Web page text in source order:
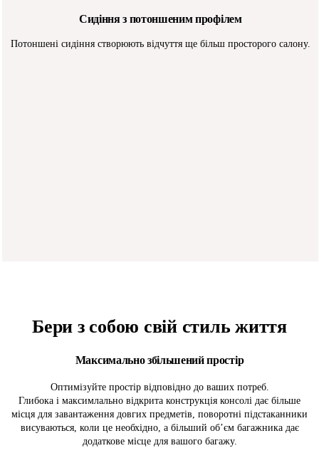
Сидіння з потоншеним профілем
Потоншені сидіння створюють відчуття ще більш просторого салону.
Бери з собою свій стиль життя
Максимально збільшений простір
Оптимізуйте простір відповідно до ваших потреб.
Глибока і максимлально відкрита конструкція консолі дає більше
місця для завантаження довгих предметів, поворотні підстаканники
висуваються, коли це необхідно, а більший об’єм багажника дає
додаткове місце для вашого багажу.